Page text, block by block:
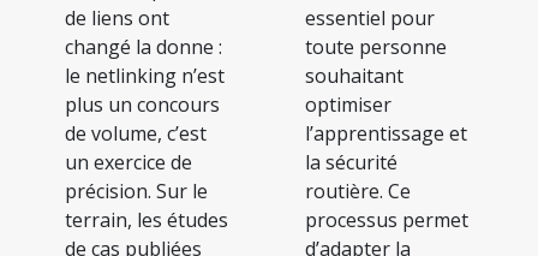
de liens ont
changé la donne :
le netlinking n’est
plus un concours
de volume, c’est
un exercice de
précision. Sur le
terrain, les études
de cas publiées
essentiel pour
toute personne
souhaitant
optimiser
l’apprentissage et
la sécurité
routière. Ce
processus permet
d’adapter la